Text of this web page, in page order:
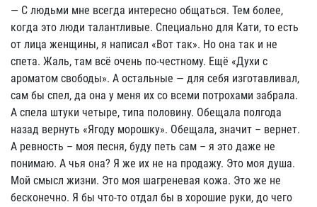
— С людьми мне всегда интересно общаться. Тем более,
когда это люди талантливые. Специально для Кати, то есть
от лица женщины, я написал «Вот так». Но она так и не
спета. Жаль, там всё очень по-честному. Ещё «Духи с
ароматом свободы». А остальные — для себя изготавливал,
сам бы спел, да она у меня их со всеми потрохами забрала.
А спела штуки четыре, типа половину. Обещала полгода
назад вернуть «Ягоду морошку». Обещала, значит – вернет.
А ревность – моя песня, буду петь сам – я это даже не
понимаю. А чья она? Я же их не на продажу. Это моя душа.
Мой смысл жизни. Это моя шагреневая кожа. Это же не
бесконечно. Я бы что-то отдал бы в хорошие руки, до чего